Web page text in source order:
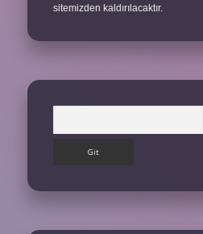
sitemizden kaldırılacaktır.